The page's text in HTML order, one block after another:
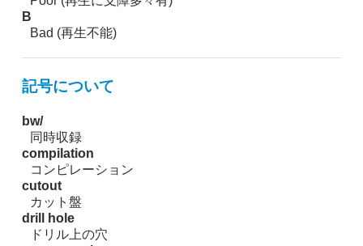
B
Bad (再生不能)
記号について
bw/
同時収録
compilation
コンピレーション
cutout
カット盤
drill hole
ドリル上の穴